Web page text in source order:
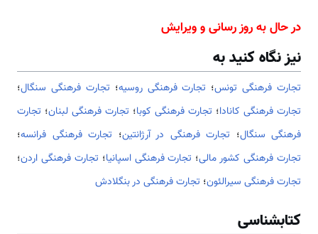
در حال به روز رسانی و ویرایش
نیز نگاه کنید به
تجارت فرهنگی تونس؛ تجارت فرهنگی روسیه؛ تجارت فرهنگی سنگال؛
تجارت فرهنگی کانادا؛ تجارت فرهنگی کوبا؛ تجارت فرهنگی لبنان؛ تجارت
فرهنگی سنگال؛ تجارت فرهنگی در آرژانتین؛ تجارت فرهنگی فرانسه؛
تجارت فرهنگی کشور مالی؛ تجارت فرهنگی اسپانیا؛ تجارت فرهنگی اردن؛
تجارت فرهنگی سیرالئون؛ تجارت فرهنگی در بنگلادش
کتابشناسی